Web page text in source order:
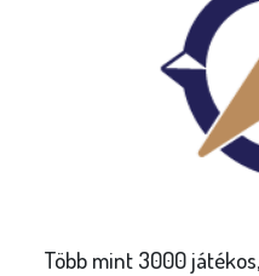
Több mint 3000